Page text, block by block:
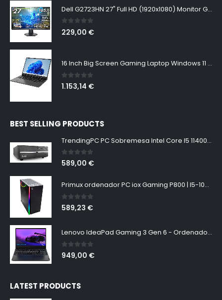
Dell G2723HN 27" Full HD (1920x1080) Monitor Gaming, 165Hz, Fast IPS, 1ms, AMD FreeSync Premium, NVIDIA G-SYNC Compatible, 99% sRGB, DisplayPort, 2x HDMI, Negro
0out of 5
229,00 €
16 Inch Big Screen Gaming Laptop Windows 11 Pro, Intel i9 12900H GeForce RTX 3060 6G, 64GB DDR4 2TB NVMe, 2.5K IPS 165Hz Notebook Gamer PC Computer, WiFi6 BT5.2, Colorful Backlit Keyboard
0 out of 5
1.153,14 €
BEST SELLING PRODUCTS
TrendingPC PC Sobremesa Intel Core I5 11400 6X 4,4ghz Turbo • Windows 11 Pro • 16gb RAM • 1tb M.2 • WiFi 300mbps • pc Gaming
0out of 5
589,00 €
Primux ordenador PC iox Gaming P800 | I5-10400F | GPU GTX1650 | 16GB RAM DDR4 | SSD 480GB | Placa base H510M | Caja PB800 Primux 3RGB | Windows 10 Home
0out of 5
589,23 €
Lenovo IdeaPad Gaming 3 Gen 6 - Ordenador Portátil 15.6" FullHD 60Hz (Intel Core i5-11320H, 16GB RAM, 512GB SSD, NVIDIA GeForce RTX 3050-4GB, Sin Sistema Operativo) Negro, Teclado QWERTY
0out of 5
949,00 €
LATEST PRODUCTS